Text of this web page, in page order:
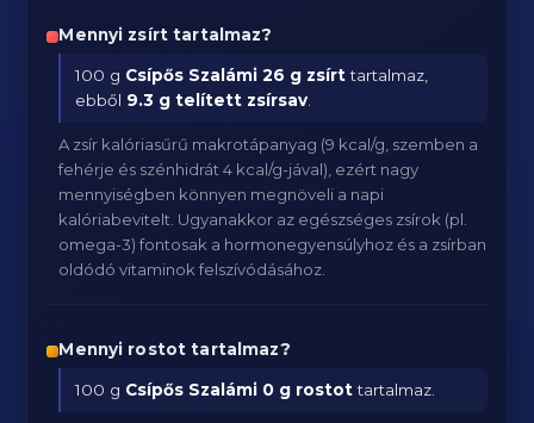
Mennyi zsírt tartalmaz?
100 g Csípős Szalámi 26 g zsírttartalmaz,
ebből 9.3 g telített zsírsav
A zsír kalóriasűrű makrotápanyag (9 kcal/g, szemben a
fehérje és szénhidrát 4 kcal/g-jával), ezért nagy
mennyiségben könnyen megnöveli a napi
kalóriabevitelt. Ugyanakkor az egészséges zsírok (pl.
omega-3) fontosak a hormonegyensúlyhoz és a zsírban
oldódó vitaminok felszívódásához.
Mennyi rostot tartalmaz?
100 g Csípős Szalámi 0 g rostottartalmaz.